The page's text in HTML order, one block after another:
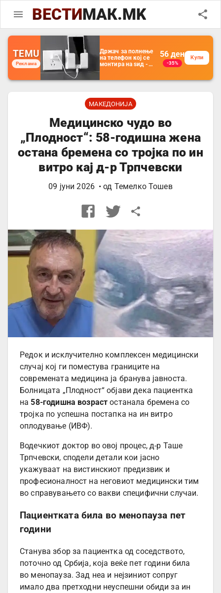
ВЕСТИМАК.MK
TEMU
Реклама
Држач за полнење
на телефон кој се
монтира на ѕид -
организатор за
далечински
управувач
56 ден
-35%
Купи
МАКЕДОНИЈА
Медицинско чудо во
„Плодност“: 58-годишна жена
остана бремена со тројка по ин
витро кај д-р Трпчевски
09 јуни 2026 • од Темелко Тошев
Редок и исклучително комплексен медицински
случај кој ги поместува границите на
современата медицина ја бранува јавноста.
Болницата „Плодност“ објави дека пациентка
на 58-годишна возраст останала бремена со
тројка по успешна постапка на ин витро
оплодување (ИВФ).
Водечкиот доктор во овој процес, д-р Таше
Трпчевски, сподели детали кои јасно
укажуваат на вистинскиот предизвик и
професионалност на неговиот медицински тим
во справувањето со вакви специфични случаи.
Пациентката била во менопауза пет
години
Станува збор за пациентка од соседството,
поточно од Србија, која веќе пет години била
во менопауза. Зад неа и нејзиниот сопруг
имало два претходни неуспешни обиди за ин